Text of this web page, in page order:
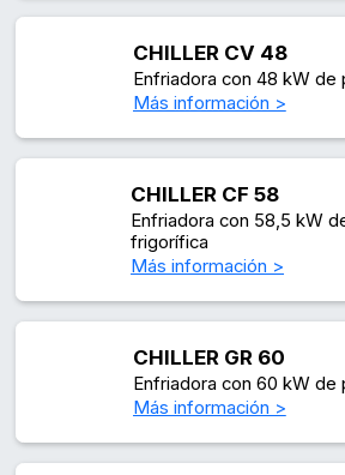
CHILLER CV 48
Enfriadora con 48 kW
Más información >
CHILLER CF 58
Enfriadora con 58,5 kW
frigorífica
Más información >
CHILLER GR 60
Enfriadora con 60 kW
Más información >